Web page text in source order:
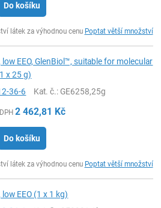
Do košíku
látek za výhodnou cenu Poptat větší množství
low EEO, GlenBiol™, suitable for molecular
x 25 g)
36-6 Kat. č.: GE6258,25g
2 462,81 Kč
Do košíku
látek za výhodnou cenu Poptat větší množství
EEO (1 x 1 kg)